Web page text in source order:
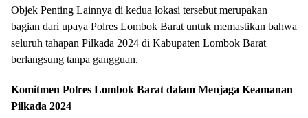
Objek Penting Lainnya di kedua lokasi tersebut merupakan
bagian dari upaya Polres Lombok Barat untuk memastikan bahwa
seluruh tahapan Pilkada 2024 di Kabupaten Lombok Barat
berlangsung tanpa gangguan.
Komitmen Polres Lombok Barat dalam Menjaga Keamanan
Pilkada 2024